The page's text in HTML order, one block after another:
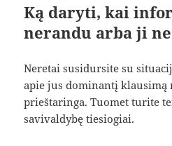
Ką daryti, kai
nerandu arba ji
Neretai susidursite su
apie jus dominantį klausimą
prieštaringa. Tuomet turite
savivaldybę tiesiogiai.